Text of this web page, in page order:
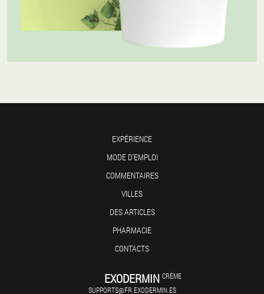
EXPÉRIENCE
MODE D'EMPLOI
COMMENTAIRES
VILLES
DES ARTICLES
PHARMACIE
CONTACTS
EXODERMIN CRÈME
SUPPORTS@FR.EXODERMIN.ES